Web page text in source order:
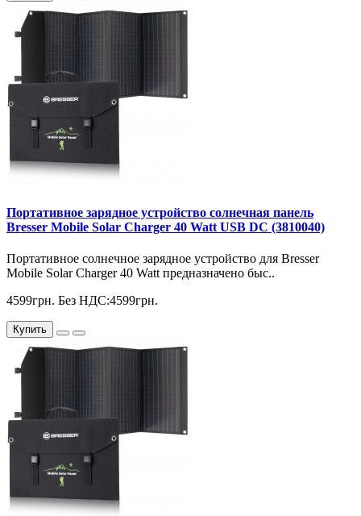
Портативное зарядное устройство солнечная панель
Bresser Mobile Solar Charger 40 Watt USB DC (3810040)
Портативное солнечное зарядное устройство для Bresser
Mobile Solar Charger 40 Watt предназначено быс..
4599грн. Без НДС:4599грн.
Купить